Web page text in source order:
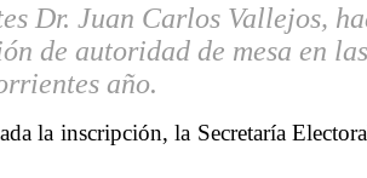
Dr. Juan Carlos Vallejos,
de autoridad de mesa en
año.
la inscripción, la Secretaría